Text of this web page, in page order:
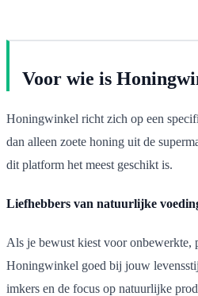
Voor wie is
Honingwinkel richt zich op een
dan alleen zoete honing uit de
dit platform het meest geschikt is.
Liefhebbers van natuurlijke
Als je bewust kiest voor onbewerkte,
Honingwinkel goed bij jouw
imkers en de focus op natuurlijke